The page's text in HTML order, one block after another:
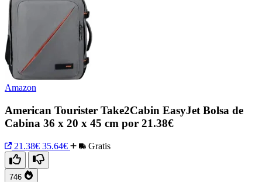
Amazon
American Tourister Take2Cabin EasyJet Bolsa de
Cabina 36 x 20 x 45 cm por 21.38€
21.38€ 35.64€ Gratis
746